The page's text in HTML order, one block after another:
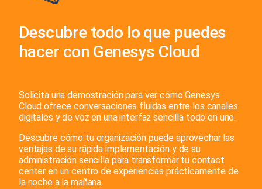
Descubre todo lo que puedes
hacer con Genesys Cloud
Solicita una demostración para ver cómo Genesys
Cloud ofrece conversaciones fluidas entre los canales
digitales y de voz en una interfaz sencilla todo en uno.
Descubre cómo tu organización puede aprovechar las
ventajas de su rápida implementación y de su
administración sencilla para transformar tu contact
center en un centro de experiencias prácticamente de
la noche a la mañana.